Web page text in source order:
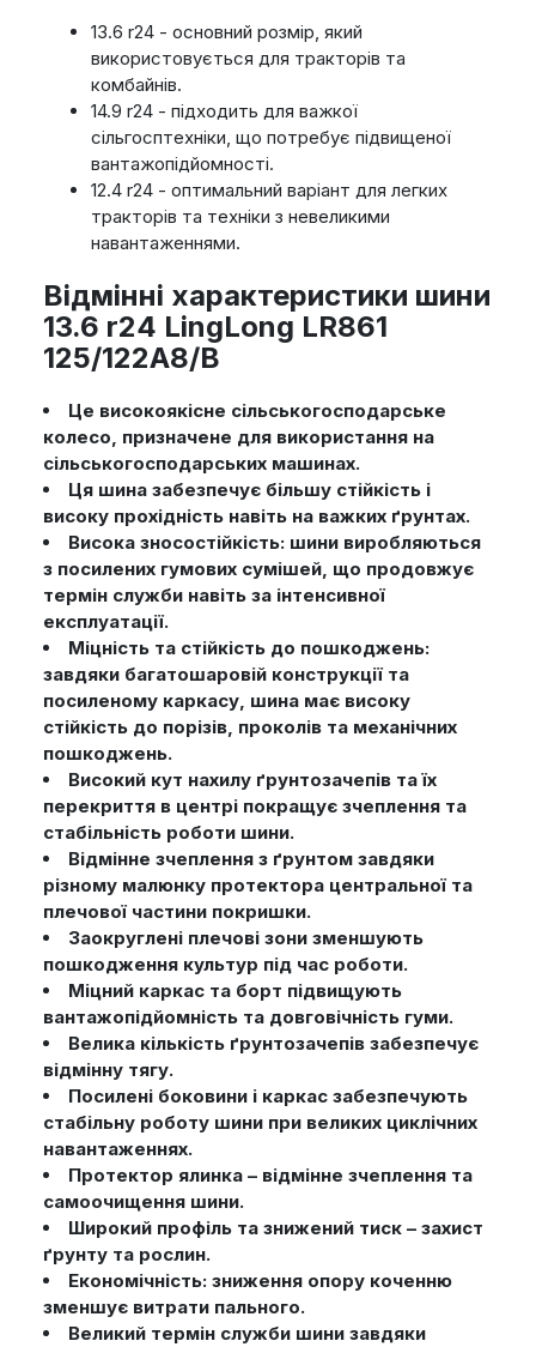
13.6 r24 - основний розмір, який
використовується для тракторів та
комбайнів.
14.9 r24 - підходить для важкої
сільгосптехніки, що потребує підвищеної
вантажопідйомності.
12.4 r24 - оптимальний варіант для легких
тракторів та техніки з невеликими
навантаженнями.
Відмінні характеристики шини
13.6 r24 LingLong LR861
125/122A8/B
Це високоякісне сільськогосподарське
колесо, призначене для використання на
сільськогосподарських машинах.
Ця шина забезпечує більшу стійкість і
високу прохідність навіть на важких ґрунтах.
Висока зносостійкість: шини виробляються
з посилених гумових сумішей, що продовжує
термін служби навіть за інтенсивної
експлуатації.
Міцність та стійкість до пошкоджень:
завдяки багатошаровій конструкції та
посиленому каркасу, шина має високу
стійкість до порізів, проколів та механічних
пошкоджень.
Високий кут нахилу ґрунтозачепів та їх
перекриття в центрі покращує зчеплення та
стабільність роботи шини.
Відмінне зчеплення з ґрунтом завдяки
різному малюнку протектора центральної та
плечової частини покришки.
Заокруглені плечові зони зменшують
пошкодження культур під час роботи.
Міцний каркас та борт підвищують
вантажопідйомність та довговічність гуми.
Велика кількість ґрунтозачепів забезпечує
відмінну тягу.
Посилені боковини і каркас забезпечують
стабільну роботу шини при великих циклічних
навантаженнях.
Протектор ялинка – відмінне зчеплення та
самоочищення шини.
Широкий профіль та знижений тиск – захист
ґрунту та рослин.
Економічність: зниження опору коченню
зменшує витрати пального.
Великий термін служби шини завдяки